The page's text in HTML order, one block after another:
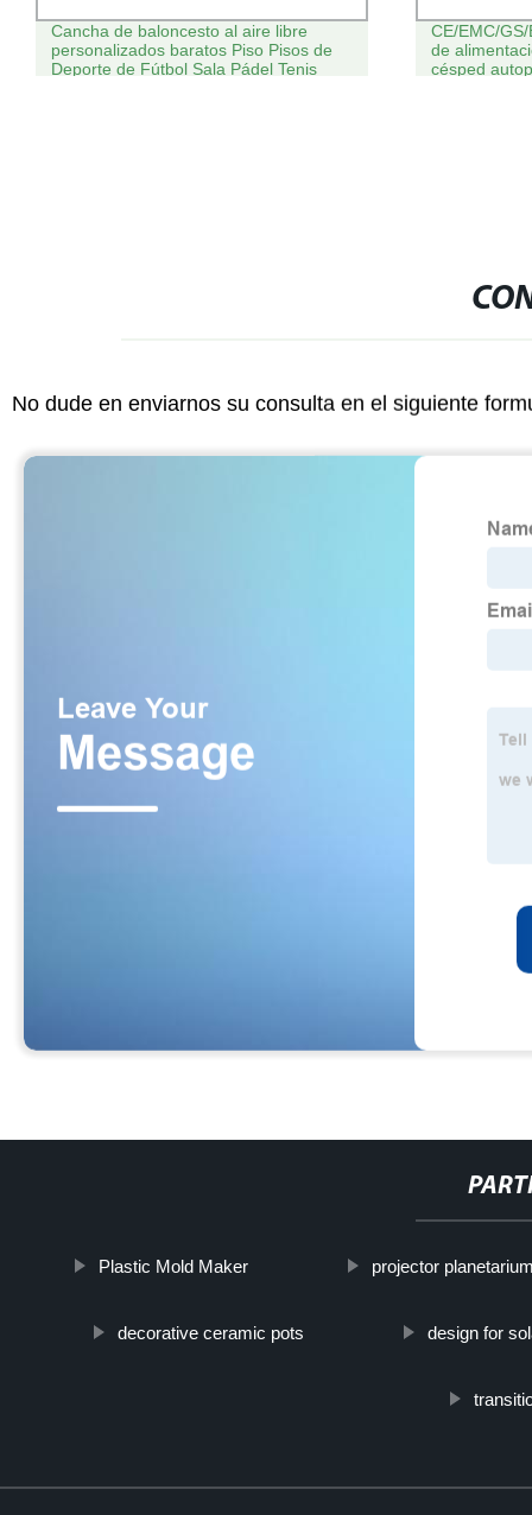
Cancha de baloncesto al aire libre
personalizados baratos Piso Pisos de
Deporte de Fútbol Sala Pádel Tenis
CE/EMC/
de
césped
No dude en enviarnos su consulta en el siguiente
Plastic Mold Maker projector
decorative ceramic pots design for